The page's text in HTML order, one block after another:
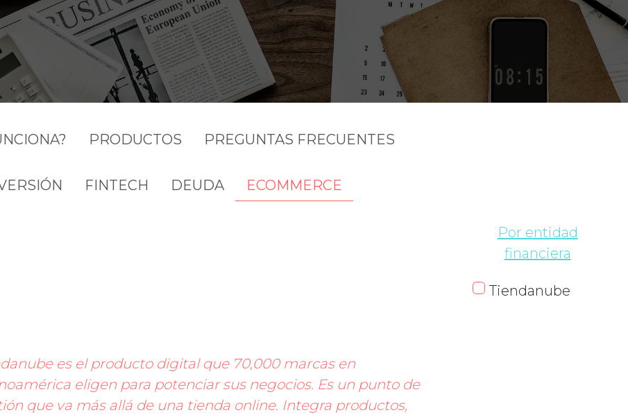
PRODUCTOS PREGUNTAS FRECUENTES
FINTECH DEUDA ECOMMERCE
es el producto digital que 70,000 marcas en
eligen para potenciar sus negocios. Es un punto de
que va más allá de una tienda online. Integra productos,
Por entidad
financiera
Tiendanube